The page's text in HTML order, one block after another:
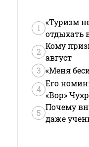
1
«Туризм
отдыхать
2
Кому
август
3 «Меня
4
Его
«Вор»
5
Почему
даже